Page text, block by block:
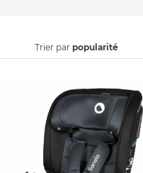
Trier par popularité